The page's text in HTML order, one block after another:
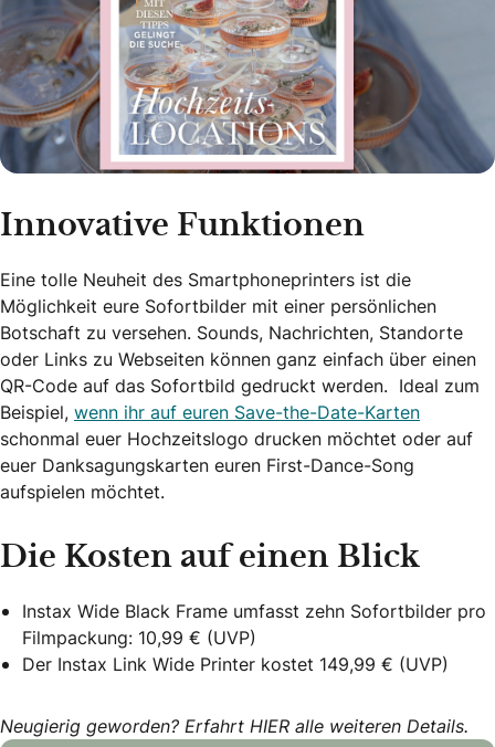
Innovative Funktionen
Eine tolle Neuheit des Smartphoneprinters ist die
Möglichkeit eure Sofortbilder mit einer persönlichen
Botschaft zu versehen. Sounds, Nachrichten, Standorte
oder Links zu Webseiten können ganz einfach über einen
QR-Code auf das Sofortbild gedruckt werden. Ideal zum
Beispiel, wenn ihr auf euren Save-the-Date-Karten
schonmal euer Hochzeitslogo drucken möchtet oder auf
euer Danksagungskarten euren First-Dance-Song
aufspielen möchtet.
Die Kosten auf einen Blick
Instax Wide Black Frame umfasst zehn Sofortbilder pro
Filmpackung: 10,99 € (UVP)
Der Instax Link Wide Printer kostet 149,99 € (UVP)
Neugierig geworden? Erfahrt HIER alle weiteren Details.